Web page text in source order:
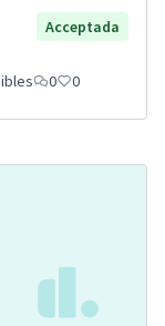
Acceptada
0 0